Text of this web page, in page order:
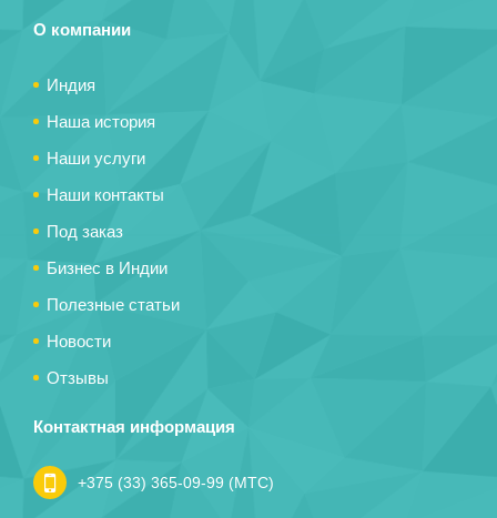
О компании
Индия
Наша история
Наши услуги
Наши контакты
Под заказ
Бизнес в Индии
Полезные статьи
Новости
Отзывы
Контактная информация
+375 (33) 365-09-99 (МТС)